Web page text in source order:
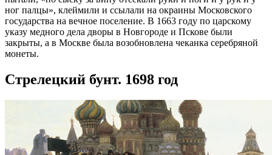
ног палцы», клеймили и ссылали на окраины Московского
государства на вечное поселение. В 1663 году по царскому
указу медного дела дворы в Новгороде и Пскове были
закрыты, а в Москве была возобновлена чеканка серебряной
монеты.
Стрелецкий бунт. 1698 год